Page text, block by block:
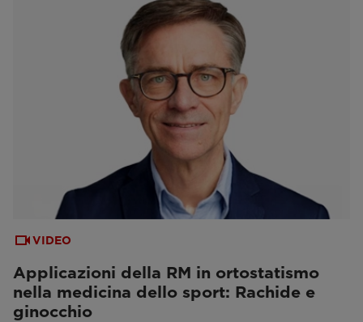
VIDEO
Applicazioni della RM in ortostatismo
nella medicina dello sport: Rachide e
ginocchio